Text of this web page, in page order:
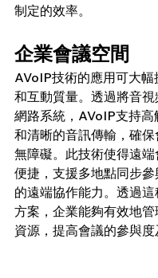
制定的效率。
企業會議空間
AVoIP技術的應用可大
和互動質量。透過將音
網路系統，AVoIP支持高
和清晰的音訊傳輸，確
無障礙。此技術使得遠
便捷，支援多地點同步
的遠端協作能力。透過
方案，企業能夠有效地
資源，提高會議的參與度